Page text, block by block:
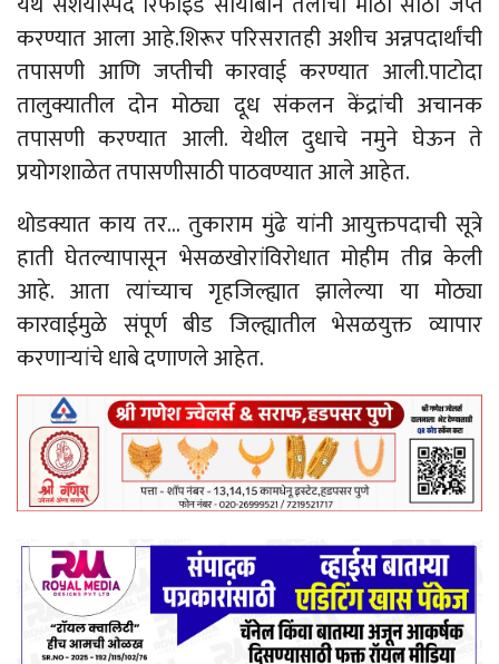
करण्यात आला आहे.शिरूर परिसरातही अशीच अन्नपदार्थांची
तपासणी आणि जप्तीची कारवाई करण्यात आली.पाटोदा
तालुक्यातील दोन मोठ्या दूध संकलन केंद्रांची अचानक
तपासणी करण्यात आली. येथील दुधाचे नमुने घेऊन ते
प्रयोगशाळेत तपासणीसाठी पाठवण्यात आले आहेत.
थोडक्यात काय तर… तुकाराम मुंढे यांनी आयुक्तपदाची सूत्रे
हाती घेतल्यापासून भेसळखोरांविरोधात मोहीम तीव्र केली
आहे. आता त्यांच्याच गृहजिल्ह्यात झालेल्या या मोठ्या
कारवाईमुळे संपूर्ण बीड जिल्ह्यातील भेसळयुक्त व्यापार
करणाऱ्यांचे धाबे दणाणले आहेत.